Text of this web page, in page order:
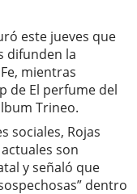
este jueves que
difunden la
mientras
de El perfume del
Trineo.
sociales, Rojas
son
y señaló que
dentro